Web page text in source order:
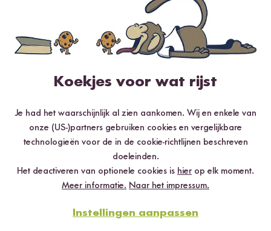
5 / 5
Info over de echtheid van de ratings
4 sterren 0 %
3 sterren
2 sterren 0 %
1 ster
Koekjes voor wat rijst
Je had het waarschijnlijk al zien aankomen. Wij en enkele van
onze (US-)partners gebruiken cookies en vergelijkbare
technologieën voor de in de cookie-richtlijnen beschreven
doeleinden.
Het deactiveren van optionele cookies is hier op elk moment.
Meer informatie. Naar het impressum.
Instellingen aanpassen